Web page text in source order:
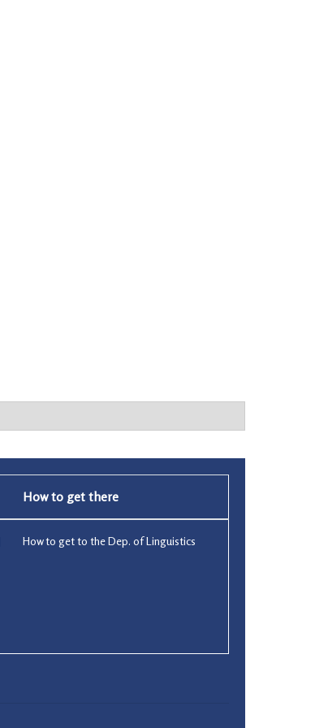
How to get there
How to get to the Dep. of Linguistics